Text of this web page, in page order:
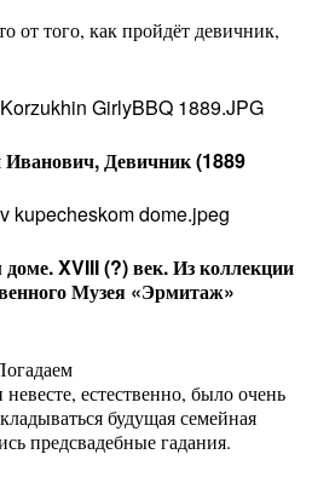
от того, как пройдёт девичник,
Иванович, Девичник (1889
XVIII (?) век. Из коллекции
Музея «Эрмитаж»
естественно, было очень
будущая семейная
предсвадебные гадания.